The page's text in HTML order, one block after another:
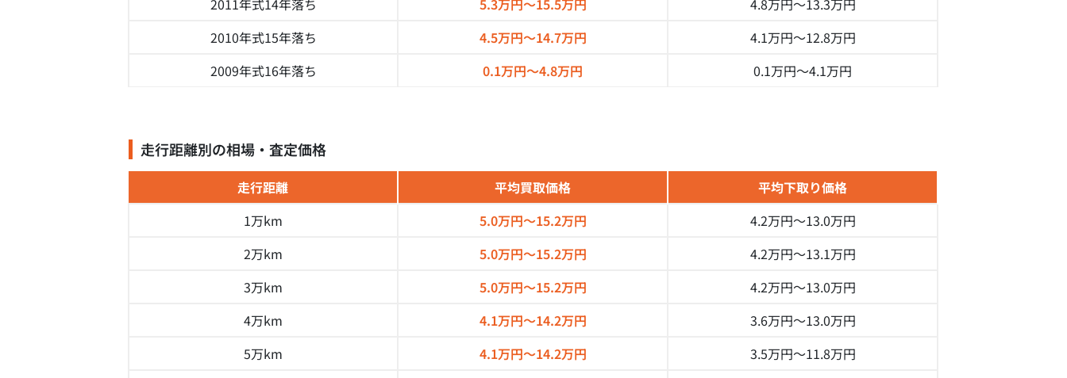
2011年式14年落ち 5.3万円～15.5万円 4.8万円～13.3万円
2010年式15年落ち 4.5万円～14.7万円 4.1万円～12.8万円
2009年式16年落ち 0.1万円～4.8万円 0.1万円～4.1万円
走行距離別の相場・査定価格
走行距離 平均買取価格
平均下取り価格
1万km
5.0万円～15.2万円 4.2万円～13.0万円
2万km
5.0万円～15.2万円 4.2万円～13.1万円
3万km
5.0万円～15.2万円 4.2万円～13.0万円
4万km
4.1万円～14.2万円 3.6万円～13.0万円
5万km
4.1万円～14.2万円 3.5万円～11.8万円